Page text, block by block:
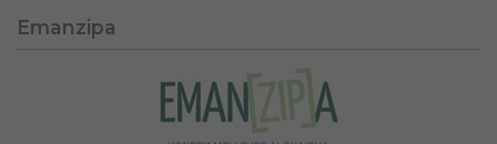
Emanzipa